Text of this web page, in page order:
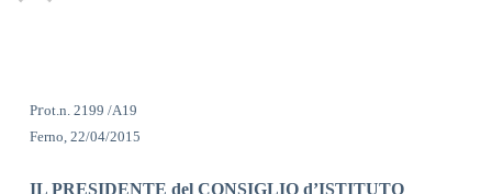
Prot.n. 2199 /A19
Ferno, 22/04/2015
IL PRESIDENTE del CONSIGLIO d’ISTITUTO